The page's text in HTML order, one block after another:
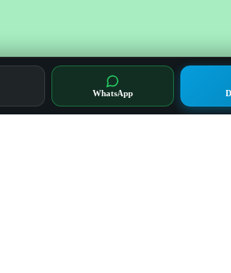
WhatsApp